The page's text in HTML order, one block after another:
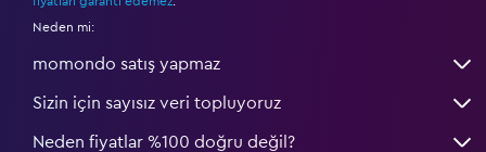
Neden mi:
momondo satış yapmaz
Sizin için sayısız veri topluyoruz
Neden fiyatlar %100 doğru değil?